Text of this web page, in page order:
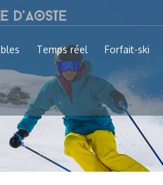
Temps réel Forfait-ski